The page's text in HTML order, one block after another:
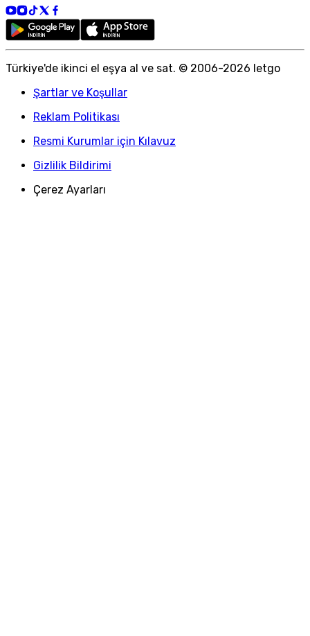
Türkiye'de ikinci el eşya al ve sat. © 2006-2026 letgo
Şartlar ve Koşullar
Reklam Politikası
Resmi Kurumlar için Kılavuz
Gizlilik Bildirimi
Çerez Ayarları